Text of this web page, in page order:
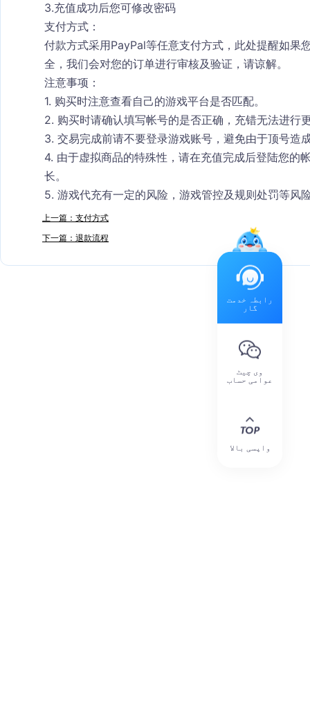
3.充值成功后您可修改密码
支付方式：
付款方式采用PayPal等任意支付方式，此处提醒如果
全，我们会对您的订单进行审核及验证，请谅解。
注意事项：
1. 购买时注意查看自己的游戏平台是否匹配。
2. 购买时请确认填写帐号的是否正确，充错无法进行
3. 交易完成前请不要登录游戏账号，避免由于顶号造
4. 由于虚拟商品的特殊性，请在充值完成后登陆您的
长。
5. 游戏代充有一定的风险，游戏管控及规则处罚等风
上一篇：支付方式
下一篇：退款流程
رابطہ خدمت
گار
وی چیٹ
عوامی حساب
واپسی بالا